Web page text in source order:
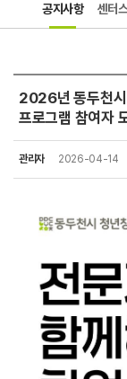
공지사항 센터
2026년 동두천
프로그램 참여자
관리자 2026-04-14